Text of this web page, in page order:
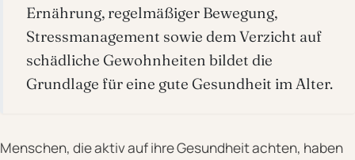
Ernährung, regelmäßiger Bewegung,
Stressmanagement sowie dem Verzicht auf
schädliche Gewohnheiten bildet die
Grundlage für eine gute Gesundheit im Alter.
Menschen, die aktiv auf ihre Gesundheit achten, haben